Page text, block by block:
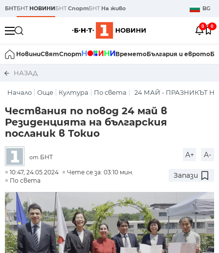
БНТБНТ НОВИНИБНТСпортБНТ На живо BG
0 0
НовиниСвятСпорт ВреметоБългария и еврото
НАЗАД
Начало Още Култура По света 24 МАЙ - ПРАЗНИКЪТ
Чествания по повод 24 май в
Резиденцията на българския
посланик в Токио
от БНТ A+ A-
10:47, 24.05.2024
Чете се за: 03:10 мин.
По света
Запази